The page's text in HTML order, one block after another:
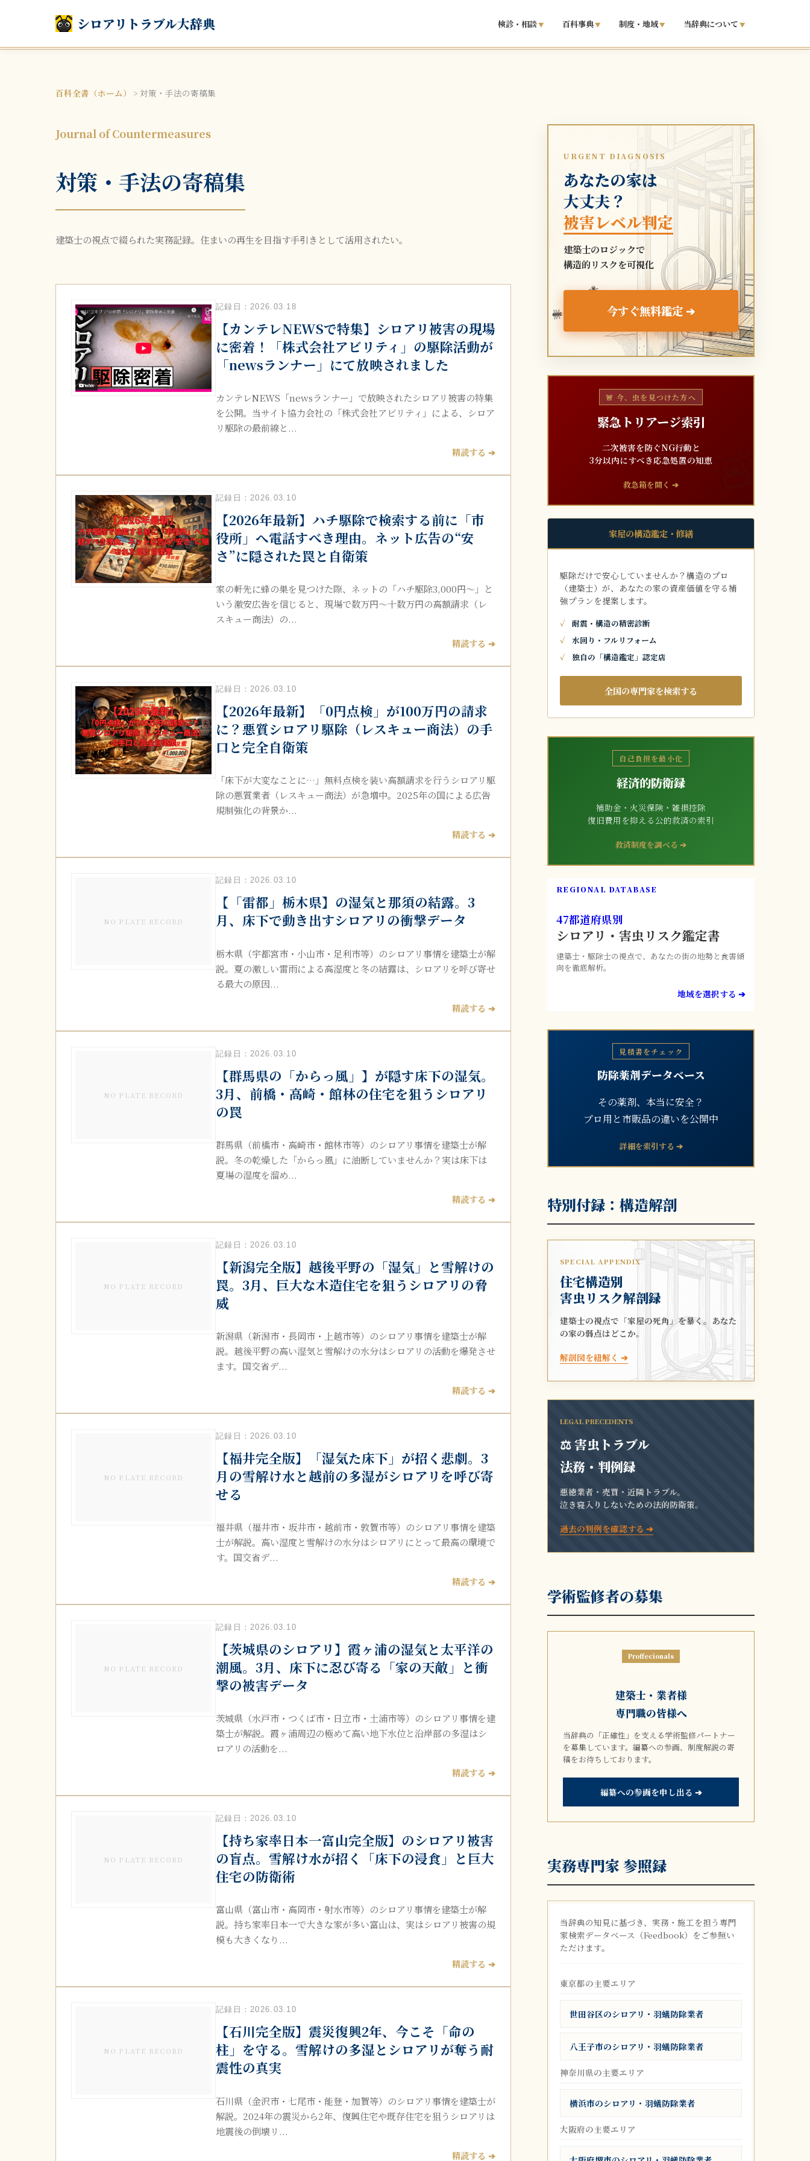
シロアリトラブル大辞典 検診・相談 百科事典 制度・地域 当辞典について
百科全書（ホーム） > 対策・手法の寄稿集
Journal of Countermeasures
対策・手法の寄稿集
建築士の視点で綴られた実務記録。住まいの再生を目指す手引きとして活用されたい。
記録日：2026.03.18
【カンテレNEWSで特集】シロアリ被害の現場
に密着！「株式会社アビリティ」の駆除活動が
「newsランナー」にて放映されました
カンテレNEWS「newsランナー」で放映されたシロアリ被害の特集
を公開。当サイト協力会社の「株式会社アビリティ」による、シロア
リ駆除の最前線と...
精読する ➔
記録日：2026.03.10
【2026年最新】ハチ駆除で検索する前に「市
役所」へ電話すべき理由。ネット広告の“安
さ”に隠された罠と自衛策
家の軒先に蜂の巣を見つけた際、ネットの「ハチ駆除3,000円〜」と
いう激安広告を信じると、現場で数万円〜十数万円の高額請求（レ
スキュー商法）の...
精読する ➔
記録日：2026.03.10
【2026年最新】「0円点検」が100万円の請求
に？悪質シロアリ駆除（レスキュー商法）の手
口と完全自衛策
「床下が大変なことに…」無料点検を装い高額請求を行うシロアリ駆
除の悪質業者（レスキュー商法）が急増中。2025年の国による広告
規制強化の背景か...
精読する ➔
NO PLATE RECORD
記録日：2026.03.10
【「雷都」栃木県】の湿気と那須の結露。3
月、床下で動き出すシロアリの衝撃データ
栃木県（宇都宮市・小山市・足利市等）のシロアリ事情を建築士が解
説。夏の激しい雷雨による高湿度と冬の結露は、シロアリを呼び寄せ
る最大の原因...
精読する ➔
NO PLATE RECORD
記録日：2026.03.10
【群馬県の「からっ風」】が隠す床下の湿気。
3月、前橋・高崎・館林の住宅を狙うシロアリ
の罠
群馬県（前橋市・高崎市・館林市等）のシロアリ事情を建築士が解
説。冬の乾燥した「からっ風」に油断していませんか？実は床下は
夏場の湿度を溜め...
精読する ➔
NO PLATE RECORD
記録日：2026.03.10
【新潟完全版】越後平野の「湿気」と雪解けの
罠。3月、巨大な木造住宅を狙うシロアリの脅
威
新潟県（新潟市・長岡市・上越市等）のシロアリ事情を建築士が解
説。越後平野の高い湿気と雪解けの水分はシロアリの活動を爆発させ
ます。国交省デ...
精読する ➔
NO PLATE RECORD
記録日：2026.03.10
【福井完全版】「湿気た床下」が招く悲劇。3
月の雪解け水と越前の多湿がシロアリを呼び寄
せる
福井県（福井市・坂井市・越前市・敦賀市等）のシロアリ事情を建築
士が解説。高い湿度と雪解けの水分はシロアリにとって最高の環境で
す。国交省デ...
精読する ➔
NO PLATE RECORD
記録日：2026.03.10
【茨城県のシロアリ】霞ヶ浦の湿気と太平洋の
潮風。3月、床下に忍び寄る「家の天敵」と衝
撃の被害データ
茨城県（水戸市・つくば市・日立市・土浦市等）のシロアリ事情を建
築士が解説。霞ヶ浦周辺の極めて高い地下水位と沿岸部の多湿はシ
ロアリの活動を...
精読する ➔
NO PLATE RECORD
記録日：2026.03.10
【持ち家率日本一富山完全版】のシロアリ被害
の盲点。雪解け水が招く「床下の浸食」と巨大
住宅の防衛術
富山県（富山市・高岡市・射水市等）のシロアリ事情を建築士が解
説。持ち家率日本一で大きな家が多い富山は、実はシロアリ被害の規
模も大きくなり...
精読する ➔
NO PLATE RECORD
記録日：2026.03.10
【石川完全版】震災復興2年、今こそ「命の
柱」を守る。雪解けの多湿とシロアリが奪う耐
震性の真実
石川県（金沢市・七尾市・能登・加賀等）のシロアリ事情を建築士が
解説。2024年の震災から2年、復興住宅や既存住宅を狙うシロアリは
地震後の倒壊リ...
精読する ➔
URGENT DIAGNOSIS
あなたの家は
大丈夫？
被害レベル判定
建築士のロジックで
構造的リスクを可視化
今すぐ無料鑑定 ➔
🐜
🐜
🐜
🚨 今、虫を見つけた方へ
緊急トリアージ索引
二次被害を防ぐNG行動と
3分以内にすべき応急処置の知恵
救急箱を開く ➔
家屋の構造鑑定・修繕
駆除だけで安心していませんか？構造のプロ
（建築士）が、あなたの家の資産価値を守る補
強プランを提案します。
耐震・構造の精密診断
水回り・フルリフォーム
独自の「構造鑑定」認定店
全国の専門家を検索する
自己負担を最小化
経済的防衛録
補助金・火災保険・雑損控除
復旧費用を抑える公的救済の索引
救済制度を調べる ➔
REGIONAL DATABASE
47都道府県別
シロアリ・害虫リスク鑑定書
建築士・駆除士の視点で、あなたの街の地勢と食害傾
向を徹底解析。
地域を選択する ➔
見積書をチェック
防除薬剤データベース
その薬剤、本当に安全？
プロ用と市販品の違いを公開中
詳細を索引する ➔
特別付録：構造解剖
SPECIAL APPENDIX
住宅構造別
害虫リスク解剖録
建築士の視点で「家屋の死角」を暴く。あなた
の家の弱点はどこか。
解剖図を紐解く ➔
LEGAL PRECEDENTS
⚖️ 害虫トラブル
法務・判例録
悪徳業者・売買・近隣トラブル。
泣き寝入りしないための法的防衛策。
過去の判例を確認する ➔
学術監修者の募集
Proffecionals
建築士・業者様
専門職の皆様へ
当辞典の「正確性」を支える学術監修パートナー
を募集しています。編纂への参画、制度解説の寄
稿をお待ちしております。
編纂への参画を申し出る ➔
実務専門家 参照録
当辞典の知見に基づき、実務・施工を担う専門
家検索データベース（Feedbook）をご参照い
ただけます。
東京都の主要エリア
世田谷区のシロアリ・羽蟻防除業者
八王子市のシロアリ・羽蟻防除業者
神奈川県の主要エリア
横浜市のシロアリ・羽蟻防除業者
大阪府の主要エリア